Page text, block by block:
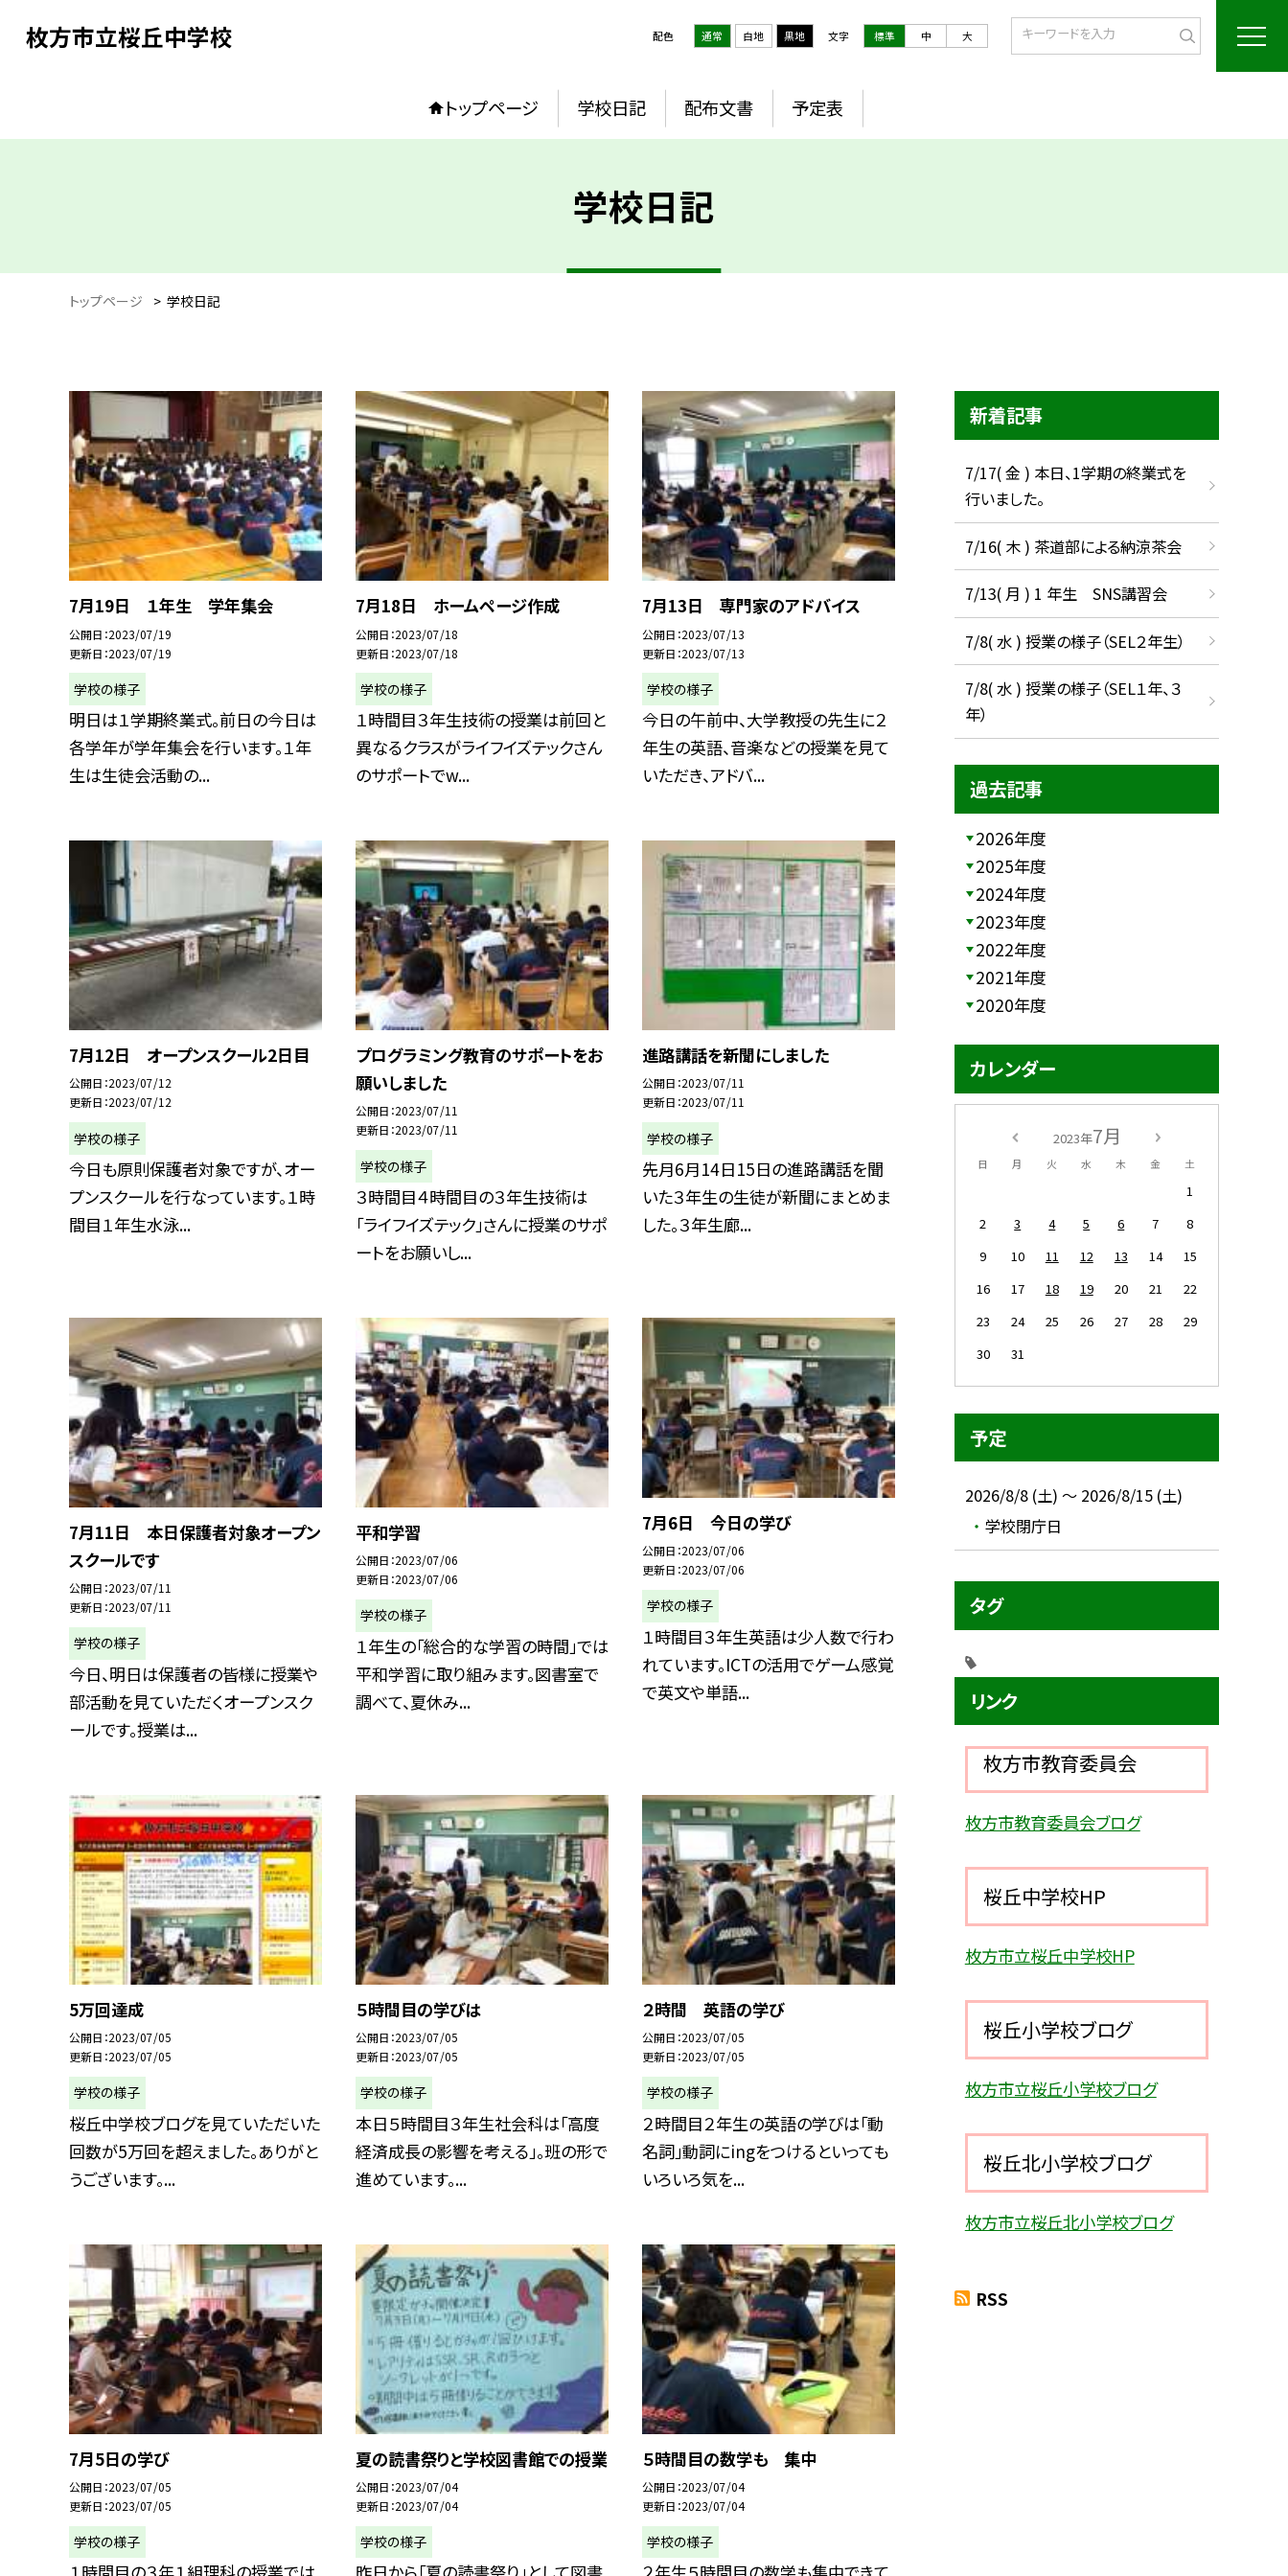
枚方市立桜丘中学校 配色 通常 白地 黒地 文字 標準 中 大
トップページ 学校日記 配布文書 予定表
学校日記
トップページ > 学校日記
7月19日 １年生 学年集会
公開日 2023/07/19
更新日 2023/07/19
学校の様子
明日は１学期終業式。前日の今日は
各学年が学年集会を行います。１年
生は生徒会活動の...
7月18日 ホームページ作成
公開日 2023/07/18
更新日 2023/07/18
学校の様子
１時間目３年生技術の授業は前回と
異なるクラスがライフイズテックさん
のサポートでw...
7月13日 専門家のアドバイス
公開日 2023/07/13
更新日 2023/07/13
学校の様子
今日の午前中、大学教授の先生に２
年生の英語、音楽などの授業を見て
いただき、アドバ...
7月12日 オープンスクール2日目
公開日 2023/07/12
更新日 2023/07/12
学校の様子
今日も原則保護者対象ですが、オー
プンスクールを行なっています。１時
間目１年生水泳...
プログラミング教育のサポートをお
願いしました
公開日 2023/07/11
更新日 2023/07/11
学校の様子
３時間目４時間目の３年生技術は
「ライフイズテック」さんに授業のサポ
ートをお願いし...
進路講話を新聞にしました
公開日 2023/07/11
更新日 2023/07/11
学校の様子
先月6月14日15日の進路講話を聞
いた３年生の生徒が新聞にまとめま
した。３年生廊...
7月11日 本日保護者対象オープン
スクールです
公開日 2023/07/11
更新日 2023/07/11
学校の様子
今日、明日は保護者の皆様に授業や
部活動を見ていただくオープンスク
ールです。授業は...
平和学習
公開日 2023/07/06
更新日 2023/07/06
学校の様子
１年生の「総合的な学習の時間」では
平和学習に取り組みます。図書室で
調べて、夏休み...
7月6日 今日の学び
公開日 2023/07/06
更新日 2023/07/06
学校の様子
１時間目３年生英語は少人数で行わ
れています。ICTの活用でゲーム感覚
で英文や単語...
5万回達成
公開日 2023/07/05
更新日 2023/07/05
学校の様子
桜丘中学校ブログを見ていただいた
回数が5万回を超えました。ありがと
うございます。...
５時間目の学びは
公開日 2023/07/05
更新日 2023/07/05
学校の様子
本日５時間目３年生社会科は「高度
経済成長の影響を考える」。班の形で
進めています。...
２時間 英語の学び
公開日 2023/07/05
更新日 2023/07/05
学校の様子
２時間目２年生の英語の学びは「動
名詞」動詞にingをつけるといっても
いろいろ気を...
7月5日の学び
公開日 2023/07/05
更新日 2023/07/05
学校の様子
夏の読書祭りと学校図書館での授業
公開日 2023/07/04
更新日 2023/07/04
学校の様子
５時間目の数学も 集中
公開日 2023/07/04
更新日 2023/07/04
学校の様子
新着記事
7/17( 金 ) 本日、1学期の終業式を
行いました。
7/16( 木 ) 茶道部による納涼茶会
7/13( 月 ) 1 年生 SNS講習会
7/8( 水 ) 授業の様子（SEL２年生）
7/8( 水 ) 授業の様子（SEL１年、３
年）
過去記事
2026年度
2025年度
2024年度
2023年度
2022年度
2021年度
2020年度
カレンダー
2023年7月
日 月 火 水 木 金 土
1
2
3 4 5 6 7
8
9
10 11 12 13 14
15
16
17 18 19 20 21
22
23
24 25 26 27 28
29
30
31
予定
2026/8/8 (土) ～ 2026/8/15 (土)
学校閉庁日
タグ
リンク
枚方市教育委員会
枚方市教育委員会ブログ
桜丘中学校HP
枚方市立桜丘中学校HP
桜丘小学校ブログ
枚方市立桜丘小学校ブログ
桜丘北小学校ブログ
枚方市立桜丘北小学校ブログ
RSS